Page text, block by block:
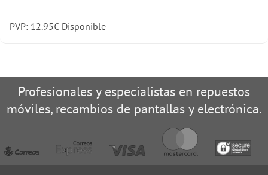
PVP: 12.95€ Disponible
Profesionales y especialistas en repuestos
móviles, recambios de pantallas y electrónica.